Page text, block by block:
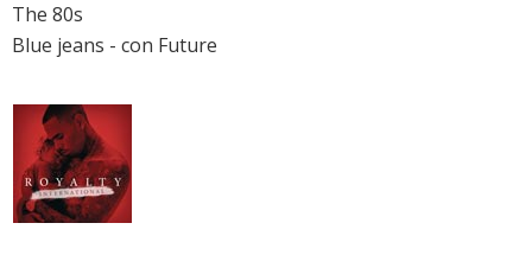
The 80s
Blue jeans - con Future